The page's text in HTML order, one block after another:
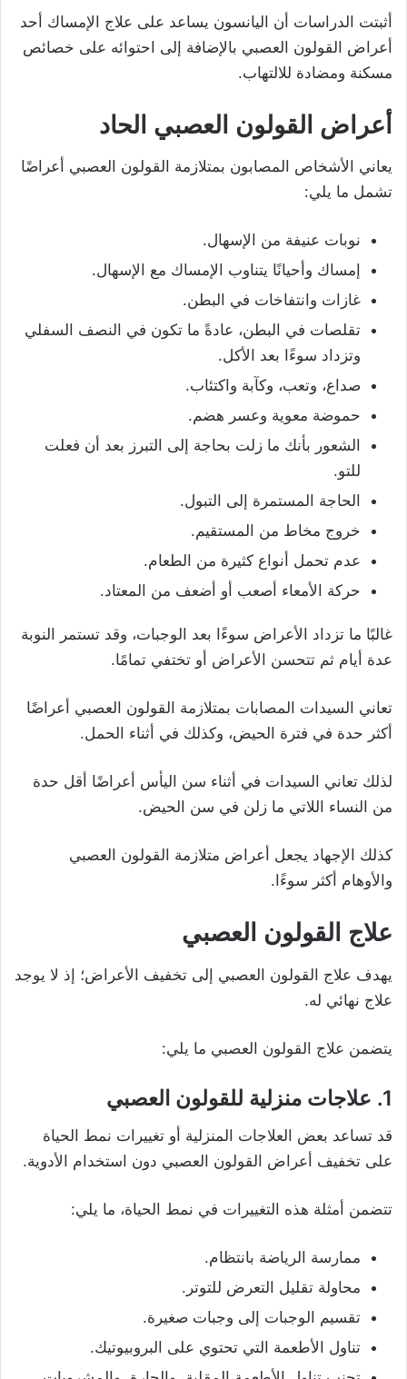
أثبتت الدراسات أن اليانسون يساعد على علاج الإمساك أحد
أعراض القولون العصبي بالإضافة إلى احتوائه على خصائص
مسكنة ومضادة للالتهاب.
أعراض القولون العصبي الحاد
يعاني الأشخاص المصابون بمتلازمة القولون العصبي أعراضًا
تشمل ما يلي:
نوبات عنيفة من الإسهال.
إمساك وأحيانًا يتناوب الإمساك مع الإسهال.
غازات وانتفاخات في البطن.
تقلصات في البطن، عادةً ما تكون في النصف السفلي
وتزداد سوءًا بعد الأكل.
صداع، وتعب، وكآبة واكتئاب.
حموضة معوية وعسر هضم.
الشعور بأنك ما زلت بحاجة إلى التبرز بعد أن فعلت
للتو.
الحاجة المستمرة إلى التبول.
خروج مخاط من المستقيم.
عدم تحمل أنواع كثيرة من الطعام.
حركة الأمعاء أصعب أو أضعف من المعتاد.
غالبًا ما تزداد الأعراض سوءًا بعد الوجبات، وقد تستمر النوبة
عدة أيام ثم تتحسن الأعراض أو تختفي تمامًا.
تعاني السيدات المصابات بمتلازمة القولون العصبي أعراضًا
أكثر حدة في فترة الحيض، وكذلك في أثناء الحمل.
لذلك تعاني السيدات في أثناء سن اليأس أعراضًا أقل حدة
من النساء اللاتي ما زلن في سن الحيض.
كذلك الإجهاد يجعل أعراض متلازمة القولون العصبي
والأوهام أكثر سوءًا.
علاج القولون العصبي
يهدف علاج القولون العصبي إلى تخفيف الأعراض؛ إذ لا يوجد
علاج نهائي له.
يتضمن علاج القولون العصبي ما يلي:
1. علاجات منزلية للقولون العصبي
قد تساعد بعض العلاجات المنزلية أو تغييرات نمط الحياة
على تخفيف أعراض القولون العصبي دون استخدام الأدوية.
تتضمن أمثلة هذه التغييرات في نمط الحياة، ما يلي:
ممارسة الرياضة بانتظام.
محاولة تقليل التعرض للتوتر.
تقسيم الوجبات إلى وجبات صغيرة.
تناول الأطعمة التي تحتوي على البروبيوتيك.